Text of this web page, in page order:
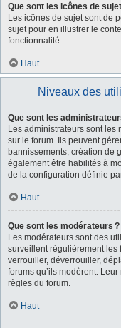
Que sont les icônes de
Les icônes de sujet sont de
sujet pour en illustrer le
fonctionnalité.
Haut
Niveaux des
Que sont les
Les administrateurs sont les
sur le forum. Ils peuvent
bannissements, création de
également être habilités à
de la configuration définie
Haut
Que sont les modérateurs ?
Les modérateurs sont des
surveillent régulièrement les
verrouiller, déverrouiller,
forums qu’ils modèrent.
règles du forum.
Haut